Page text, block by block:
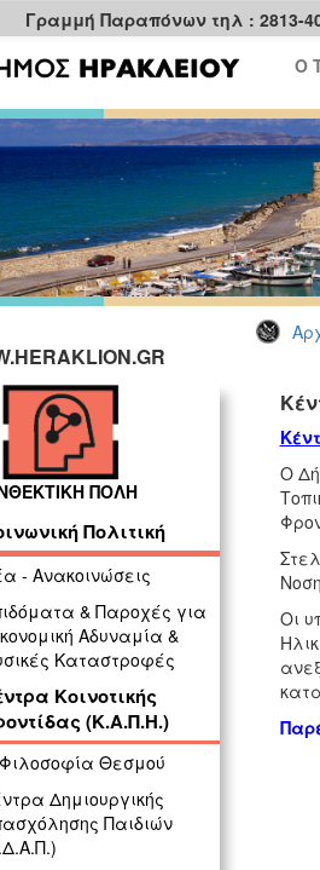
Γραμμή Παραπόνων τηλ : 2813-
Ο
ΠΟΛΗ
Πολιτική
- Ανακοινώσεις
& Παροχές για
Αδυναμία &
Καταστροφές
Κοινοτικής
(Κ.Α.Π.Η.)
Φιλοσοφία Θεσμού
Δημιουργικής
Παιδιών
Ο
Οι